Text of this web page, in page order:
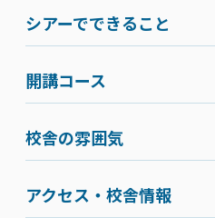
シアーでできること
開講コース
校舎の雰囲気
アクセス・校舎情報